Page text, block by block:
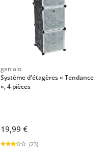
genialo
Système d'étagères « Tendance
», 4 pièces
19,99 €
(23)